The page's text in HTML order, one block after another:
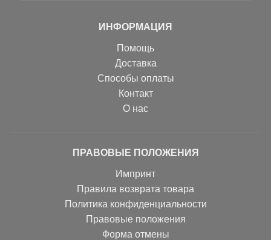
ИНФОРМАЦИЯ
Помощь
Доставка
Способы оплаты
Контакт
О нас
ПРАВОВЫЕ ПОЛОЖЕНИЯ
Импринт
Правила возврата товара
Политика конфиденциальности
Правовые положения
Форма отмены